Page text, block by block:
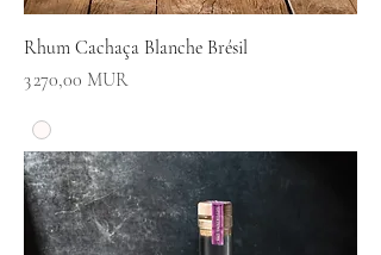
Rhum Cachaça Blanche Brésil
Prix
3 270,00 MUR